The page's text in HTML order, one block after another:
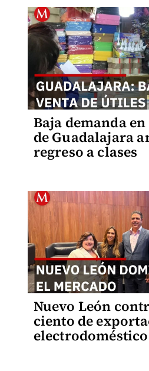
Baja demanda
de Guadalajara
regreso a clases
Nuevo León
ciento de